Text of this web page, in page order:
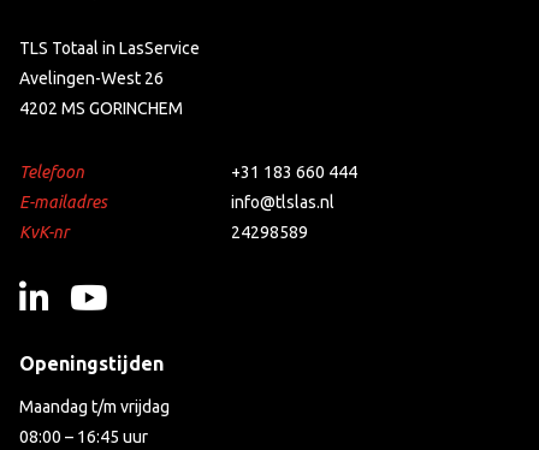
TLS Totaal in LasService
Avelingen-West 26
4202 MS GORINCHEM
Telefoon
+31 183 660 444
E-mailadres
info@tlslas.nl
KvK-nr
24298589
Openingstijden
Maandag t/m vrijdag
08:00 – 16:45 uur